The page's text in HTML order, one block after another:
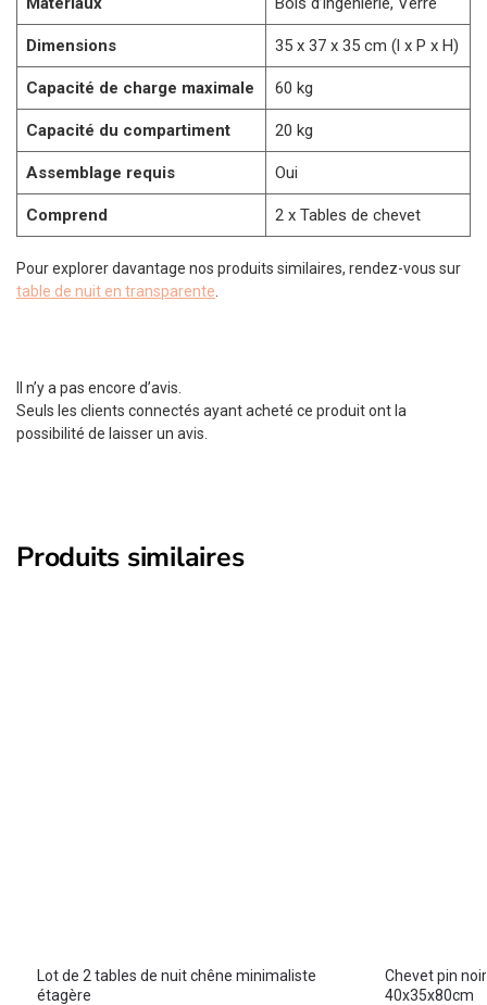
Dimensions 35 x 37 x 35 cm (l x P x H)
Capacité de charge maximale 60 kg
Capacité du compartiment 20 kg
Assemblage requis Oui
Comprend 2 x Tables de chevet
Pour explorer davantage nos produits similaires, rendez-vous sur
table de nuit en transparente
Il n’y a pas encore d’avis.
Seuls les clients connectés ayant acheté ce produit ont la
possibilité de laisser un avis.
Produits similaires
Lot de 2 tables de nuit chêne minimaliste
étagère
Chevet pin
40x35x80cm